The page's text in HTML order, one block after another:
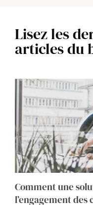
Lisez les
articles du
Comment une
l’engagement